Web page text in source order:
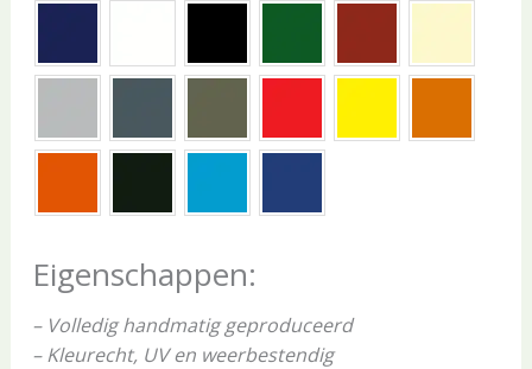
Eigenschappen:
– Volledig handmatig geproduceerd
– Kleurecht, UV en weerbestendig